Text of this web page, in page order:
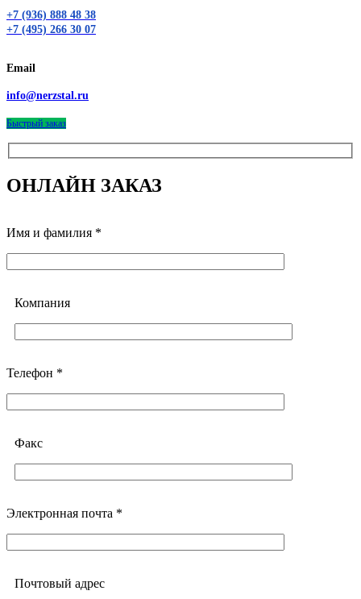
+7 (936) 888 48 38
+7 (495) 266 30 07
Email
info@nerzstal.ru
Быстрый заказ
ОНЛАЙН ЗАКАЗ
Имя и фамилия *
Компания
Телефон *
Факс
Электронная почта *
Почтовый адреc